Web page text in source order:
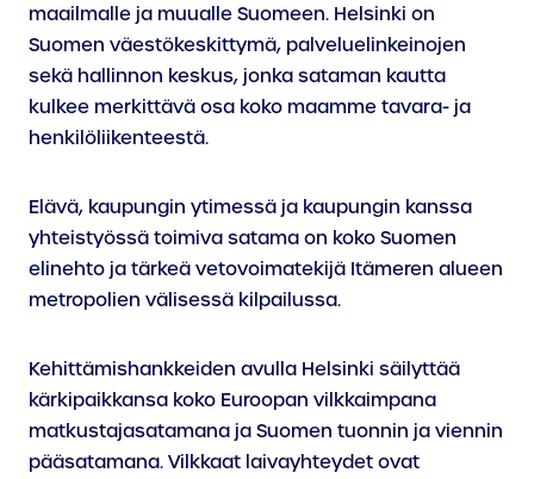
maailmalle ja muualle Suomeen. Helsinki on
Suomen väestökeskittymä, palveluelinkeinojen
sekä hallinnon keskus, jonka sataman kautta
kulkee merkittävä osa koko maamme tavara- ja
henkilöliikenteestä.
Elävä, kaupungin ytimessä ja kaupungin kanssa
yhteistyössä toimiva satama on koko Suomen
elinehto ja tärkeä vetovoimatekijä Itämeren alueen
metropolien välisessä kilpailussa.
Kehittämishankkeiden avulla Helsinki säilyttää
kärkipaikkansa koko Euroopan vilkkaimpana
matkustajasatamana ja Suomen tuonnin ja viennin
pääsatamana. Vilkkaat laivayhteydet ovat